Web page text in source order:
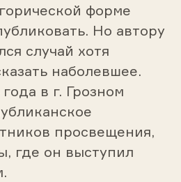
форме
Но автору
случай хотя
наболевшее.
в г. Грозном
просвещения,
где он выступил